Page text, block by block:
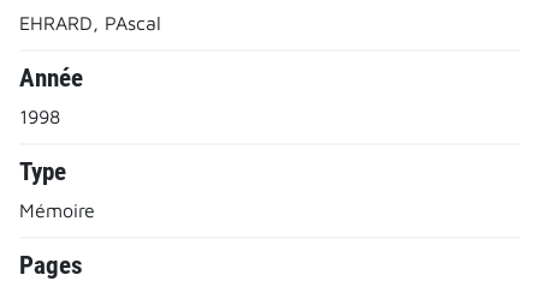
EHRARD, PAscal
Année
1998
Type
Mémoire
Pages